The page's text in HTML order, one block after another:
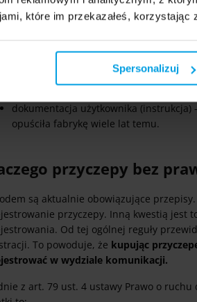
które im przekazałeś, korzystając
Spersonalizuj
dokumentów nie otrzymasz od
dowód rejestracyjny – przyczepa bez
rejestracyjnego;
dowód zakupu ubezpieczeniaOC–
komunikacyjnego;
dokumentacja użytkownika (instrukcja)
opuściła fabrykę wiele lat temu.
przyczepy bez
są aktualnie obowiązujące
przyczepy. Inną kwestią jest
Od tej ogólnej reguły
To powoduje, że kupując
w wydziale komunikacji.
z art. 79 ust. 4 ustawy Prawo o